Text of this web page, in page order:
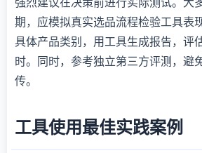
期，应模拟真实选品流程检验工具表
具体产品类别，用工具生成报告，评
时。同时，参考独立第三方评测，避
传。
工具使用最佳实践案例